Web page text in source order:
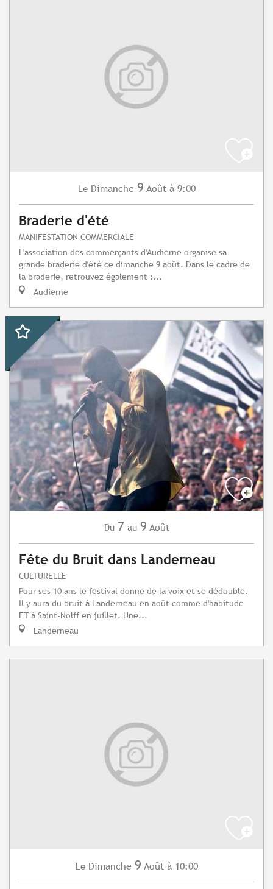
Le Dimanche 9 Août à 9:00
Braderie d'été
MANIFESTATION COMMERCIALE
L'association des commerçants d'Audierne organise sa
grande braderie d'été ce dimanche 9 août. Dans le cadre de
la braderie, retrouvez également :...
Audierne
Du 7 au 9 Août
Fête du Bruit dans Landerneau
CULTURELLE
Pour ses 10 ans le festival donne de la voix et se dédouble.
Il y aura du bruit à Landerneau en août comme d'habitude
ET à Saint-Nolff en juillet. Une...
Landerneau
Le Dimanche 9 Août à 10:00